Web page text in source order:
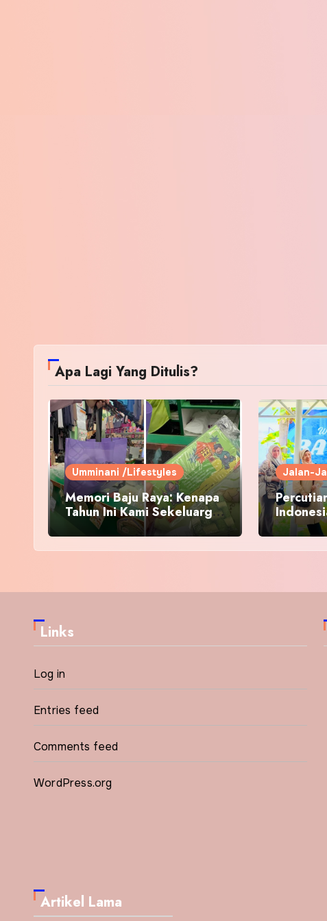
Apa Lagi Yang Ditulis?
Umminani /Lifestyles
Memori Baju Raya: Kenapa
Tahun Ini Kami Sekeluarga
Kembali ke Pusat Pakaian
Hari-Hari?
Jalan-
Links
Log in
Entries feed
Comments feed
WordPress.org
Artikel Lama